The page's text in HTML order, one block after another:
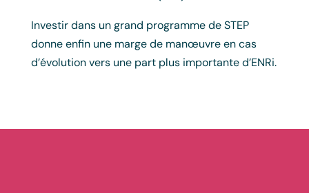
Investir dans un grand programme de STEP
donne enfin une marge de manœuvre en cas
d’évolution vers une part plus importante d’ENRi.